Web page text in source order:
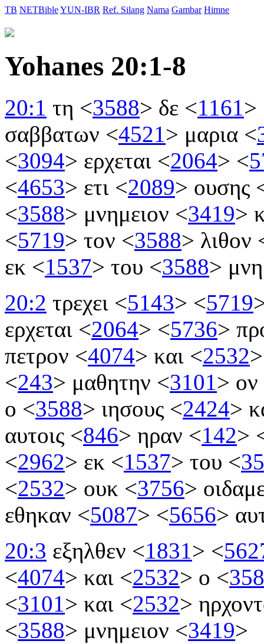
TB NETBibleYUN-IBR Ref. Silang Nama Gambar Himne
Yohanes 20:1-8
20:1 τη <3588> δε <1161>
σαββατων <4521> μαρια <
<3094> ερχεται <2064> <
<4653> ετι <2089> ουσης
<3588> μνημειον <3419>
<5719> τον <3588> λιθον
εκ <1537> του <3588>
20:2 τρεχει <5143> <5719
ερχεται <2064> <5736>
πετρον <4074> και <2532>
<243> μαθητην <3101> ον
ο <3588> ιησους <2424>
αυτοις <846> ηραν <142>
<2962> εκ <1537> του <
<2532> ουκ <3756>
εθηκαν <5087> <5656>
20:3 εξηλθεν <1831> <
<4074> και <2532> ο <
<3101> και <2532>
<3588> μνημειον <3419>